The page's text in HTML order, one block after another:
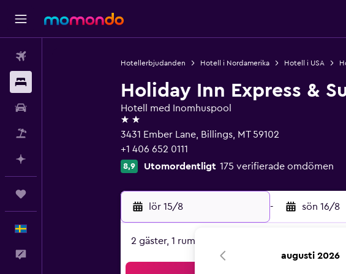
Hotellerbjudanden Hotell i Nordamerika Hotell i USA
Holiday Inn Express &
Hotell med Inomhuspool
2 stjärnor
3431 Ember Lane, Billings, MT 59102
+1 406 652 0111
8,9 Utomordentligt 175 verifierade omdömen
lör 15/8 - sön 16/8
2 gäster, 1 rum
augusti 2026